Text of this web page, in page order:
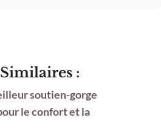
:
soutien-gorge
le confort et la